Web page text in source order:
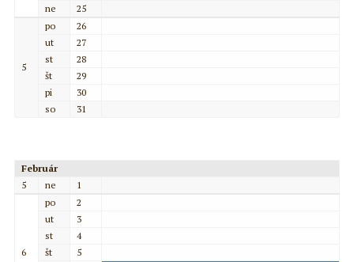
ne
25
5
po
26
ut
27
st
28
št
29
pi
30
so
31
Február
5
ne 1
6
po
2
ut
3
st
4
št
5